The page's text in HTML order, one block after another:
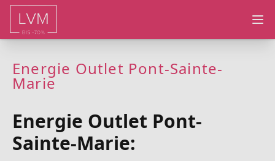
Energie Outlet Pont-Sainte-
Marie
Energie Outlet Pont-
Sainte-Marie: